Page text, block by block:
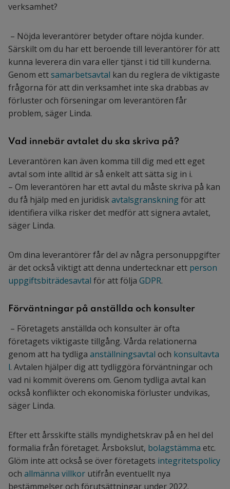
verksamhet?
– Nöjda leverantörer betyder oftare nöjda kunder.
Särskilt om du har ett beroende till leverantörer för att
kunna leverera din vara eller tjänst i tid till kunderna.
Genom ettsamarbetsavtal kan du reglera de viktigaste
frågorna för att din verksamhet inte ska drabbas av
förluster och förseningar om leverantören får
problem, säger Linda.
Vad innebär avtalet du ska skriva på?
Leverantören kan även komma till dig med ett eget
avtal som inte alltid är så enkelt att sätta sig in i.
– Om leverantören har ett avtal du måste skriva på kan
du få hjälp med en juridiskavtalsgranskningför att
identifiera vilka risker det medför att signera avtalet,
säger Linda.
Om dina leverantörer får del av några personuppgifter
är det också viktigt att denna undertecknar ett person
uppgiftsbiträdesavtal för att följa GDPR.
Förväntningar på anställda och konsulter
– Företagets anställda och konsulter är ofta
företagets viktigaste tillgång. Vårda relationerna
genom att ha tydliga anställningsavtal och konsultavta
l. Avtalen hjälper dig att tydliggöra förväntningar och
vad ni kommit överens om. Genom tydliga avtal kan
också konflikter och ekonomiska förluster undvikas,
säger Linda.
Efter ett årsskifte ställs myndighetskrav på en hel del
formalia från företaget. Årsbokslut, bolagstämma etc.
Glöm inte att också se över företagets integritetspolicy
och allmänna villkor utifrån eventuellt nya
bestämmelser och förutsättningar under 2022.